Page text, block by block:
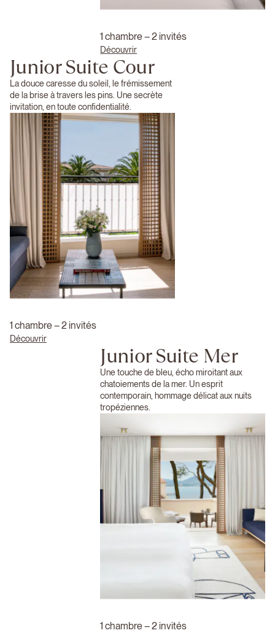
1 chambre – 2 invités
Découvrir
Junior Suite Cour
La douce caresse du soleil, le frémissement
de la brise à travers les pins. Une secrète
invitation, en toute confidentialité.
1 chambre – 2 invités
Découvrir
Junior Suite Mer
Une touche de bleu, écho miroitant aux
chatoiements de la mer. Un esprit
contemporain, hommage délicat aux nuits
tropéziennes.
1 chambre – 2 invités